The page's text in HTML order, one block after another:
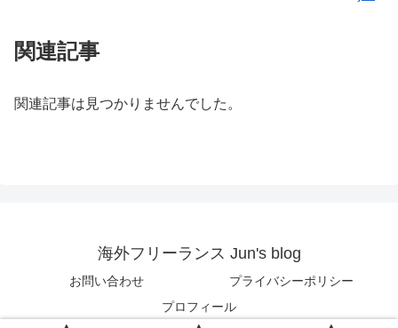
関連記事
関連記事は見つかりませんでした。
海外フリーランス Jun's blog
お問い合わせ
プライバシーポリシー
プロフィール